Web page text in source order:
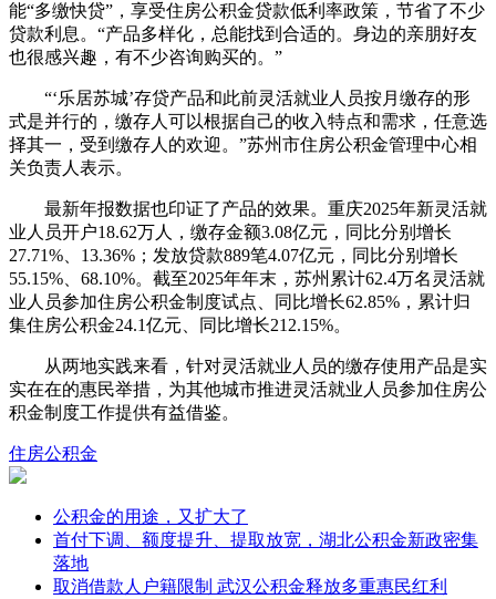
能“多缴快贷”，享受住房公积金贷款低利率政策，节省了不少
贷款利息。“产品多样化，总能找到合适的。身边的亲朋好友
也很感兴趣，有不少咨询购买的。”
“‘乐居苏城’存贷产品和此前灵活就业人员按月缴存的形
式是并行的，缴存人可以根据自己的收入特点和需求，任意选
择其一，受到缴存人的欢迎。”苏州市住房公积金管理中心相
关负责人表示。
最新年报数据也印证了产品的效果。重庆2025年新灵活就
业人员开户18.62万人，缴存金额3.08亿元，同比分别增长
27.71%、13.36%；发放贷款889笔4.07亿元，同比分别增长
55.15%、68.10%。截至2025年年末，苏州累计62.4万名灵活就
业人员参加住房公积金制度试点、同比增长62.85%，累计归
集住房公积金24.1亿元、同比增长212.15%。
从两地实践来看，针对灵活就业人员的缴存使用产品是实
实在在的惠民举措，为其他城市推进灵活就业人员参加住房公
积金制度工作提供有益借鉴。
住房公积金
公积金的用途，又扩大了
首付下调、额度提升、提取放宽，湖北公积金新政密集
落地
取消借款人户籍限制 武汉公积金释放多重惠民红利